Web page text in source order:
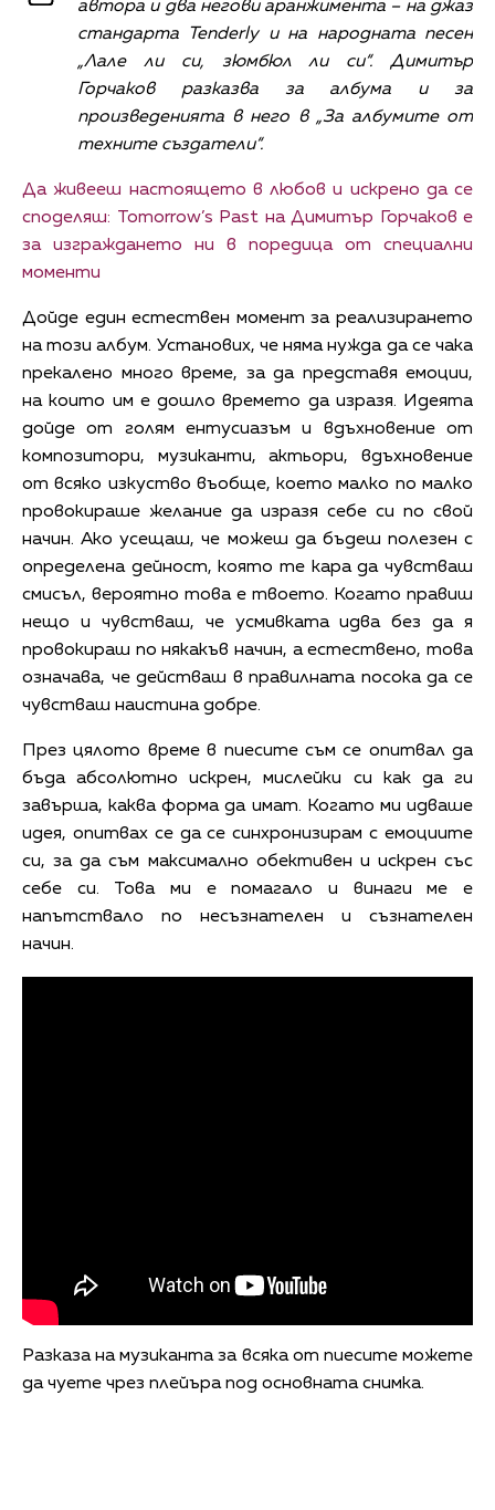
автора и два негови аранжимента – на джаз
стандарта Tenderly и на народната песен
„Лале ли си, зюмбюл ли си“. Димитър
Горчаков разказва за албума и за
произведенията в него в „За албумите от
техните създатели“.
Да живееш настоящето в любов и искрено да се
споделяш: Tomorrow’s Past на Димитър Горчаков е
за изграждането ни в поредица от специални
моменти
Дойде един естествен момент за реализирането
на този албум. Установих, че няма нужда да се чака
прекалено много време, за да представя емоции,
на които им е дошло времето да изразя. Идеята
дойде от голям ентусиазъм и вдъхновение от
композитори, музиканти, актьори, вдъхновение
от всяко изкуство въобще, което малко по малко
провокираше желание да изразя себе си по свой
начин. Ако усещаш, че можеш да бъдеш полезен с
определена дейност, която те кара да чувстваш
смисъл, вероятно това е твоето. Когато правиш
нещо и чувстваш, че усмивката идва без да я
провокираш по някакъв начин, а естествено, това
означава, че действаш в правилната посока да се
чувстваш наистина добре.
През цялото време в пиесите съм се опитвал да
бъда абсолютно искрен, мислейки си как да ги
завърша, каква форма да имат. Когато ми идваше
идея, опитвах се да се синхронизирам с емоциите
си, за да съм максимално обективен и искрен със
себе си. Това ми е помагало и винаги ме е
напътствало по несъзнателен и съзнателен
начин.
Разказа на музиканта за всяка от пиесите можете
да чуете чрез плейъра под основната снимка.